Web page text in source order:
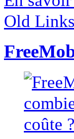
Old Links